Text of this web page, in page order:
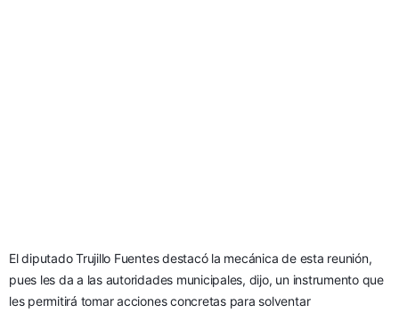
El diputado Trujillo Fuentes destacó la mecánica de esta reunión,
pues les da a las autoridades municipales, dijo, un instrumento que
les permitirá tomar acciones concretas para solventar